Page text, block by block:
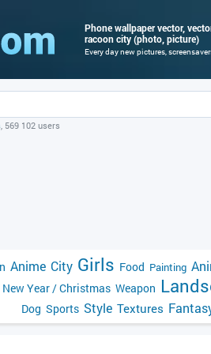
Phone wallpaper vector,
racoon city (photo, picture)
Every day new pictures,
, 569 102 users
Anime City Girls Food Painting
New Year / Christmas Weapon
Dog Sports Style Textures